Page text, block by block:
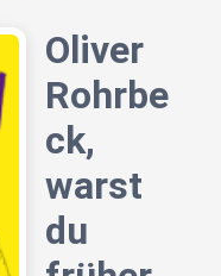
Oliver
Rohrbe
ck,
warst
du